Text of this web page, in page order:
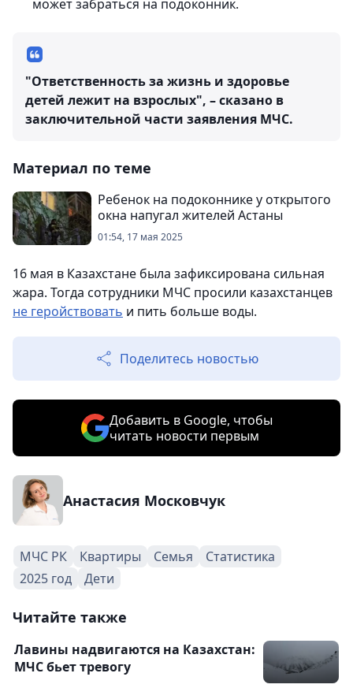
может забраться на подоконник.
"Ответственность за жизнь и здоровье
детей лежит на взрослых", – сказано в
заключительной части заявления МЧС.
Материал по теме
Ребенок на подоконнике у открытого
окна напугал жителей Астаны
01:54, 17 мая 2025
16 мая в Казахстане была зафиксирована сильная
жара. Тогда сотрудники МЧС просили казахстанцев
не геройствовать и пить больше воды.
Поделитесь новостью
Добавить в Google, чтобы
читать новости первым
Анастасия Московчук
МЧС РК Квартиры Семья
Статистика
2025 год
Дети
Читайте также
Лавины надвигаются на Казахстан:
МЧС бьет тревогу